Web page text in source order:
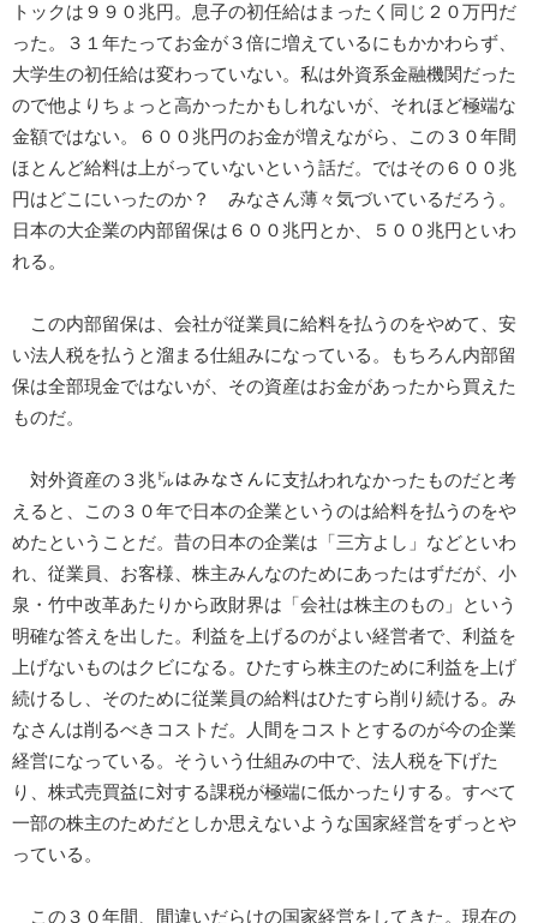
トックは９９０兆円。息子の初任給はまったく同じ２０万円だ
った。３１年たってお金が３倍に増えているにもかかわらず、
大学生の初任給は変わっていない。私は外資系金融機関だった
ので他よりちょっと高かったかもしれないが、それほど極端な
金額ではない。６００兆円のお金が増えながら、この３０年間
ほとんど給料は上がっていないという話だ。ではその６００兆
円はどこにいったのか？ みなさん薄々気づいているだろう。
日本の大企業の内部留保は６００兆円とか、５００兆円といわ
れる。
この内部留保は、会社が従業員に給料を払うのをやめて、安
い法人税を払うと溜まる仕組みになっている。もちろん内部留
保は全部現金ではないが、その資産はお金があったから買えた
ものだ。
対外資産の３兆㌦はみなさんに支払われなかったものだと考
えると、この３０年で日本の企業というのは給料を払うのをや
めたということだ。昔の日本の企業は「三方よし」などといわ
れ、従業員、お客様、株主みんなのためにあったはずだが、小
泉・竹中改革あたりから政財界は「会社は株主のもの」という
明確な答えを出した。利益を上げるのがよい経営者で、利益を
上げないものはクビになる。ひたすら株主のために利益を上げ
続けるし、そのために従業員の給料はひたすら削り続ける。み
なさんは削るべきコストだ。人間をコストとするのが今の企業
経営になっている。そういう仕組みの中で、法人税を下げた
り、株式売買益に対する課税が極端に低かったりする。すべて
一部の株主のためだとしか思えないような国家経営をずっとや
っている。
この３０年間、間違いだらけの国家経営をしてきた。現在の